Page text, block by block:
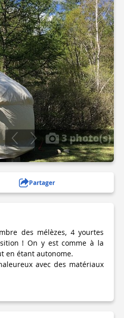
3 photo(s)
Partager
des mélèzes, 4 yourtes
! On y est comme à la
en étant autonome.
avec des matériaux